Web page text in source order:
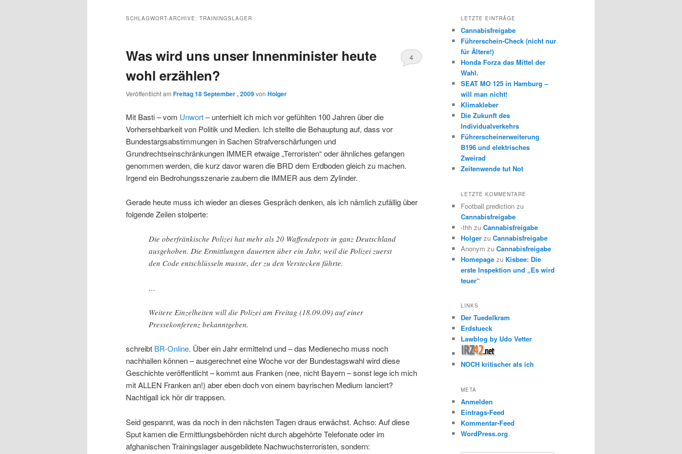
wechseln
SCHLAGWORT-ARCHIVE: TRAININGSLAGER
Was wird uns unser Innenminister heute
wohl erzählen?
Veröffentlicht am Freitag 18 September , 2009von Holger
4
Mit Basti – vom Unwort– unterhielt ich mich vor gefühlten 100 Jahren über die
Vorhersehbarkeit von Politik und Medien. Ich stellte die Behauptung auf, dass vor
Bundestargsabstimmungen in Sachen Strafverschärfungen und
Grundrechtseinschränkungen IMMER etwaige „Terroristen“ oder ähnliches gefangen
genommen werden, die kurz davor waren die BRD dem Erdboden gleich zu machen.
Irgend ein Bedrohungsszenarie zaubern die IMMER aus dem Zylinder.
Gerade heute muss ich wieder an dieses Gespräch denken, als ich nämlich zufällig über
folgende Zeilen stolperte:
Die oberfränkische Polizei hat mehr als 20 Waffendepots in ganz Deutschland
ausgehoben. Die Ermittlungen dauerten über ein Jahr, weil die Polizei zuerst
den Code entschlüsseln musste, der zu den Verstecken führte.
…
Weitere Einzelheiten will die Polizei am Freitag (18.09.09) auf einer
Pressekonferenz bekanntgeben.
schreibt BR-Online. Über ein Jahr ermittelnd und – das Medienecho muss noch
nachhallen können – ausgerechnet eine Woche vor der Bundestagswahl wird diese
Geschichte veröffentlicht – kommt aus Franken (nee, nicht Bayern – sonst lege ich mich
mit ALLEN Franken an!) aber eben doch von einem bayrischen Medium lanciert?
Nachtigall ick hör dir trappsen.
Seid gespannt, was da noch in den nächsten Tagen draus erwächst. Achso: Auf diese
Sput kamen die Ermittlungsbehörden nicht durch abgehörte Telefonate oder im
afghanischen Trainingslager ausgebildete Nachwuchsterroristen, sondern:
LETZTE EINTRÄGE
Cannabisfreigabe
Führerschein-Check (nicht nur
für Ältere!)
Honda Forza das Mittel der
Wahl.
SEAT MO 125 in Hamburg –
will man nicht!
Klimakleber
Die Zukunft des
Individualverkehrs
Führerscheinerweiterung
B196 und elektrisches
Zweirad
Zeitenwende tut Not
LETZTE KOMMENTARE
Football prediction zu
Cannabisfreigabe
-thh zu Cannabisfreigabe
Holger zu Cannabisfreigabe
Anonym zu Cannabisfreigabe
Homepage zu Kisbee: Die
erste Inspektion und „Es wird
teuer“
LINKS
Der Tuedelkram
Erdstueck
Lawblog by Udo Vetter
NOCH kritischer als ich
META
Anmelden
Eintrags-Feed
Kommentar-Feed
WordPress.org